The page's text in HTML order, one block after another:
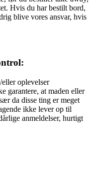
Hvis du har bestilt bord,
blive vores ansvar, hvis
oplevelser
garantere, at maden eller
da disse ting er meget
ikke lever op til
anmeldelser, hurtigt